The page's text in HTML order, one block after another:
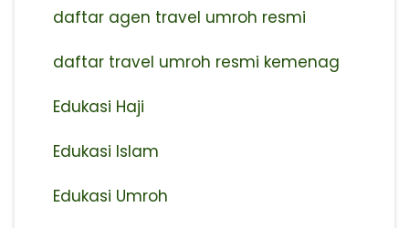
⁠daftar agen travel umroh resmi
daftar travel umroh resmi kemenag
Edukasi Haji
Edukasi Islam
Edukasi Umroh